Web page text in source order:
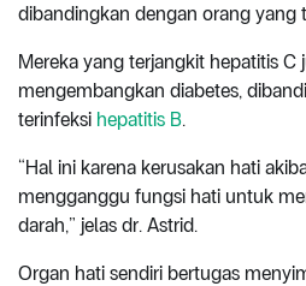
dibandingkan dengan orang yang
Mereka yang terjangkit hepatitis C
mengembangkan diabetes,
terinfeksi hepatitis B.
“Hal ini karena kerusakan hati
mengganggu fungsi hati untuk
darah,” jelas dr. Astrid.
Organ hati sendiri bertugas